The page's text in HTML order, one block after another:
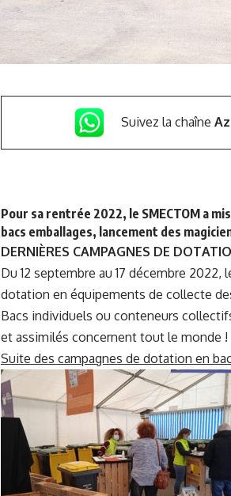
Suivez la chaîne
Pour sa rentrée 2022, le SMECTOM a
bacs emballages, lancement des
DERNIÈRES CAMPAGNES DE
Du 12 septembre au 17 décembre
dotation en équipements de collecte
Bacs individuels ou conteneurs
et assimilés concernent tout le monde !
Suite des campagnes de dotation en